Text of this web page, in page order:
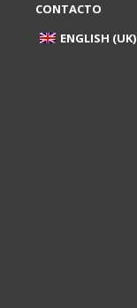
CONTACTO
ENGLISH (UK)